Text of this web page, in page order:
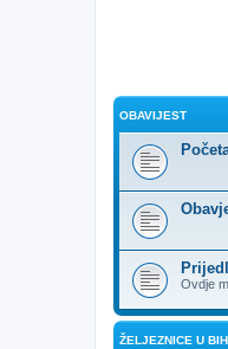
OBAVIJEST
Ovdje
ŽELJEZNICE U BIH